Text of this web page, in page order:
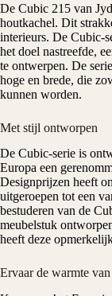
De Cubic 215 van
houtkachel. Dit
interieurs. De Cubic-
het doel nastreefde,
te ontwerpen. De
hoge en brede, die
kunnen worden.
Met stijl ontworpen
De Cubic-serie is
Europa een
Designprijzen heeft
uitgeroepen tot een
bestuderen van de
meubelstuk
heeft deze
Ervaar de warmte